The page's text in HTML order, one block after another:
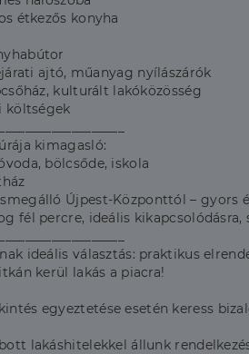
étkezős konyha
ajtó, műanyag nyílászárók
kulturált lakóközösség
költségek
kimagasló:
bölcsőde, iskola
Újpest-Központtól – gyors
fél percre, ideális
ideális választás: praktikus
kerül lakás a piacra!
egyeztetése esetén keress
lakáshitelekkel állunk